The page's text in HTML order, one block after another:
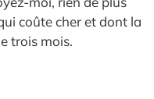
coûte cher et dont la
trois mois.